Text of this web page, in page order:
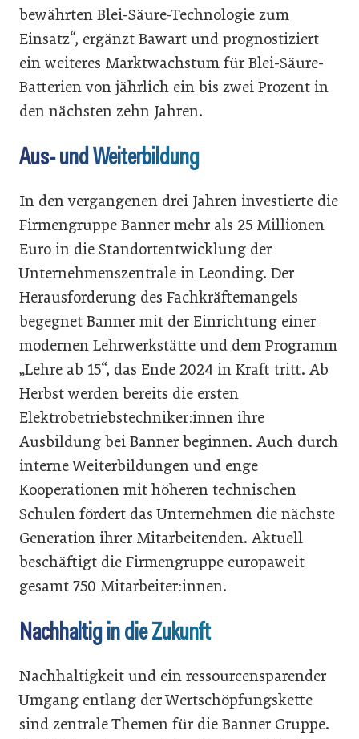
bewährten Blei-Säure-Technologie zum
Einsatz“, ergänzt Bawart und prognostiziert
ein weiteres Marktwachstum für Blei-Säure-
Batterien von jährlich ein bis zwei Prozent in
den nächsten zehn Jahren.
Aus- und Weiterbildung
In den vergangenen drei Jahren investierte die
Firmengruppe Banner mehr als 25 Millionen
Euro in die Standortentwicklung der
Unternehmenszentrale in Leonding. Der
Herausforderung des Fachkräftemangels
begegnet Banner mit der Einrichtung einer
modernen Lehrwerkstätte und dem Programm
„Lehre ab 15“, das Ende 2024 in Kraft tritt. Ab
Herbst werden bereits die ersten
Elektrobetriebstechniker:innen ihre
Ausbildung bei Banner beginnen. Auch durch
interne Weiterbildungen und enge
Kooperationen mit höheren technischen
Schulen fördert das Unternehmen die nächste
Generation ihrer Mitarbeitenden. Aktuell
beschäftigt die Firmengruppe europaweit
gesamt 750 Mitarbeiter:innen.
Nachhaltig in die Zukunft
Nachhaltigkeit und ein ressourcensparender
Umgang entlang der Wertschöpfungskette
sind zentrale Themen für die Banner Gruppe.